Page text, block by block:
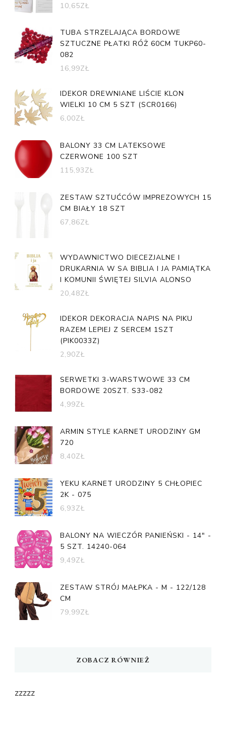
10,65ZŁ
TUBA STRZELAJĄCA BORDOWE
SZTUCZNE PŁATKI RÓŻ 60CM TUKP60-
082
16,99ZŁ
IDEKOR DREWNIANE LIŚCIE KLON
WIELKI 10 CM 5 SZT (SCR0166)
6,00ZŁ
BALONY 33 CM LATEKSOWE
CZERWONE 100 SZT
115,93ZŁ
ZESTAW SZTUĆCÓW IMPREZOWYCH 15
CM BIAŁY 18 SZT
67,86ZŁ
WYDAWNICTWO DIECEZJALNE I
DRUKARNIA W SA BIBLIA I JA PAMIĄTKA
I KOMUNII ŚWIĘTEJ SILVIA ALONSO
20,48ZŁ
IDEKOR DEKORACJA NAPIS NA PIKU
RAZEM LEPIEJ Z SERCEM 1SZT
(PIK0033Z)
2,90ZŁ
SERWETKI 3-WARSTWOWE 33 CM
BORDOWE 20SZT. S33-082
4,99ZŁ
ARMIN STYLE KARNET URODZINY GM
720
8,40ZŁ
YEKU KARNET URODZINY 5 CHŁOPIEC
2K - 075
6,93ZŁ
BALONY NA WIECZÓR PANIEŃSKI - 14" -
5 SZT. 14240-064
9,49ZŁ
ZESTAW STRÓJ MAŁPKA - M - 122/128
CM
79,99ZŁ
ZOBACZ RÓWNIEŻ
zzzzz